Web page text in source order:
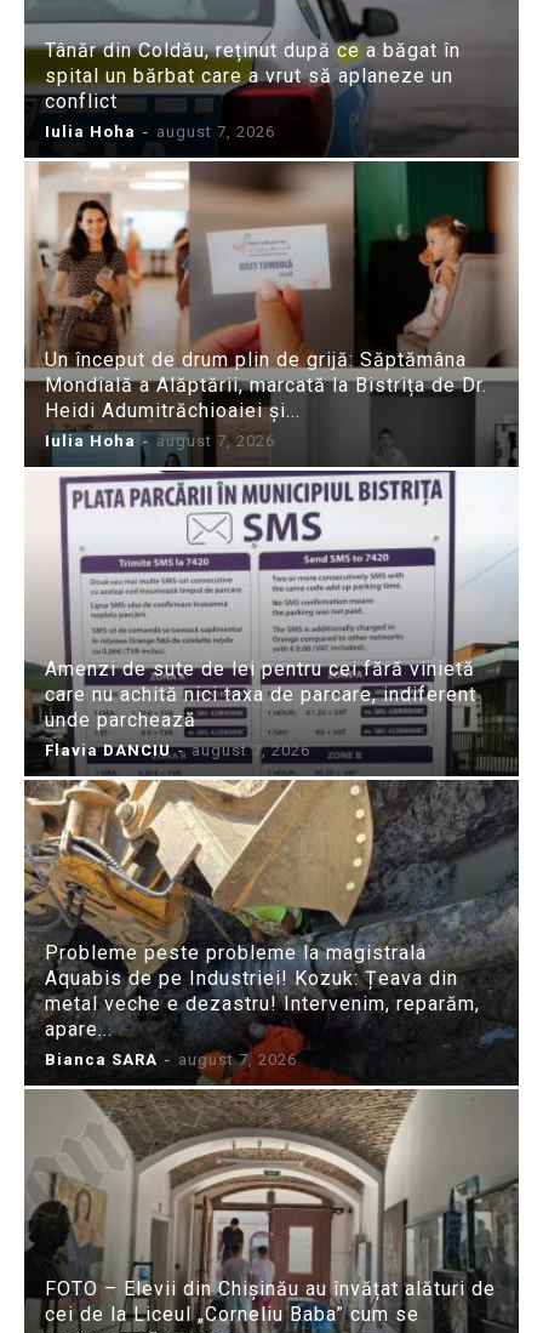
Tânăr din Coldău, reținut după ce a băgat în
spital un bărbat care a vrut să aplaneze un
conflict
Iulia Hoha - august 7, 2026
Un început de drum plin de grijă: Săptămâna
Mondială a Alăptării, marcată la Bistrița de Dr.
Heidi Adumitrăchioaiei și...
Iulia Hoha - august 7, 2026
Amenzi de sute de lei pentru cei fără vinietă
care nu achită nici taxa de parcare, indiferent
unde parchează
Flavia DANCIU - august 7, 2026
Probleme peste probleme la magistrala
Aquabis de pe Industriei! Kozuk: Țeava din
metal veche e dezastru! Intervenim, reparăm,
apare...
Bianca SARA - august 7, 2026
FOTO – Elevii din Chișinău au învățat alături de
cei de la Liceul „Corneliu Baba” cum se